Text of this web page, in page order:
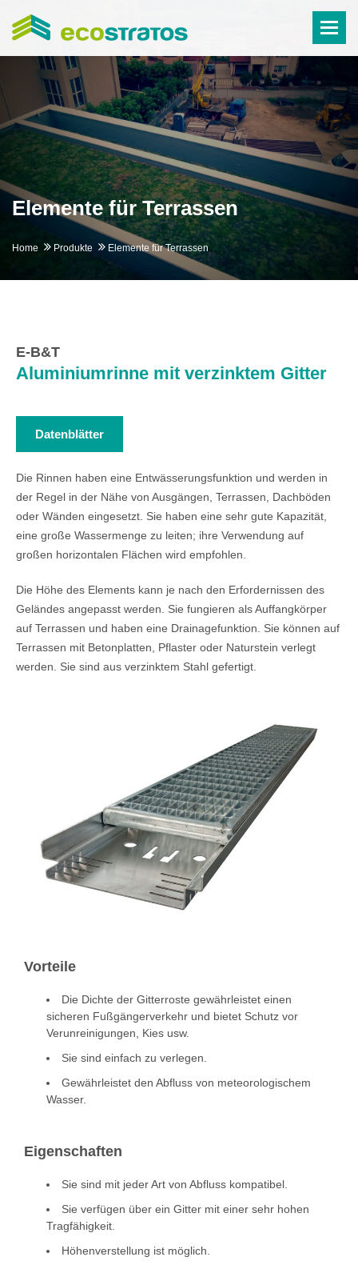
Elemente für Terrassen
Home Produkte Elemente für Terrassen
E-B&T
Aluminiumrinne mit verzinktem Gitter
Datenblätter
Die Rinnen haben eine Entwässerungsfunktion und werden in
der Regel in der Nähe von Ausgängen, Terrassen, Dachböden
oder Wänden eingesetzt. Sie haben eine sehr gute Kapazität,
eine große Wassermenge zu leiten; ihre Verwendung auf
großen horizontalen Flächen wird empfohlen.
Die Höhe des Elements kann je nach den Erfordernissen des
Geländes angepasst werden. Sie fungieren als Auffangkörper
auf Terrassen und haben eine Drainagefunktion. Sie können auf
Terrassen mit Betonplatten, Pflaster oder Naturstein verlegt
werden. Sie sind aus verzinktem Stahl gefertigt.
Vorteile
Die Dichte der Gitterroste gewährleistet einen
sicheren Fußgängerverkehr und bietet Schutz vor
Verunreinigungen, Kies usw.
Sie sind einfach zu verlegen.
Gewährleistet den Abfluss von meteorologischem
Wasser.
Eigenschaften
Sie sind mit jeder Art von Abfluss kompatibel.
Sie verfügen über ein Gitter mit einer sehr hohen
Tragfähigkeit.
Höhenverstellung ist möglich.